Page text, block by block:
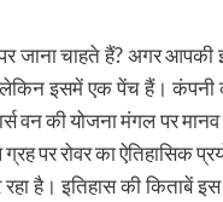
चाहते हैं? अगर आपकी
इसमें एक पेंच हैं। कंपनी
वन की योजना मंगल पर
पर रोवर का ऐतिहासिक
है। इतिहास की किताबें